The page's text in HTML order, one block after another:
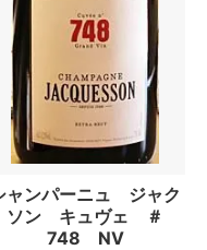
ャンパーニュ ジャク
ソン キュヴェ ＃
748 NV